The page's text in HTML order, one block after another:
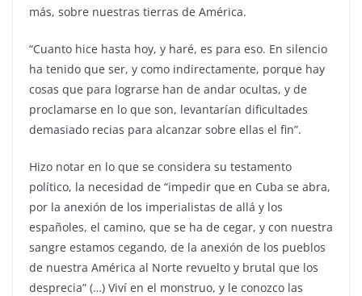
más, sobre nuestras tierras de América.
“Cuanto hice hasta hoy, y haré, es para eso. En silencio
ha tenido que ser, y como indirectamente, porque hay
cosas que para lograrse han de andar ocultas, y de
proclamarse en lo que son, levantarían dificultades
demasiado recias para alcanzar sobre ellas el fin”.
Hizo notar en lo que se considera su testamento
político, la necesidad de “impedir que en Cuba se abra,
por la anexión de los imperialistas de allá y los
españoles, el camino, que se ha de cegar, y con nuestra
sangre estamos cegando, de la anexión de los pueblos
de nuestra América al Norte revuelto y brutal que los
desprecia” (…) Viví en el monstruo, y le conozco las